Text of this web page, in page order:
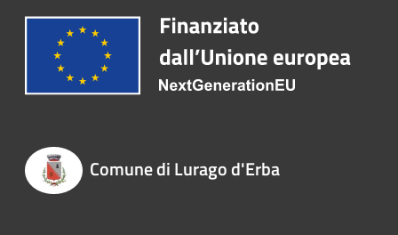
Comune di Lurago d'Erba